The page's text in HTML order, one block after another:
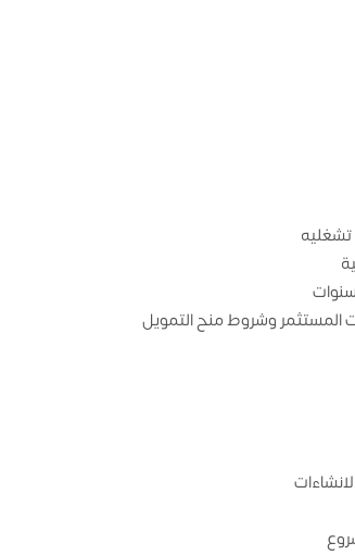
تشغليه
سنوات
وشروط منح التمويل